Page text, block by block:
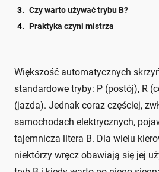
Czy warto używać trybu B?
Praktyka czyni mistrza
Większość automatycznych
standardowe tryby: P (postój), R
(jazda). Jednak coraz częściej,
samochodach elektrycznych,
tajemnicza litera B. Dla wielu
niektórzy wręcz obawiają się jej